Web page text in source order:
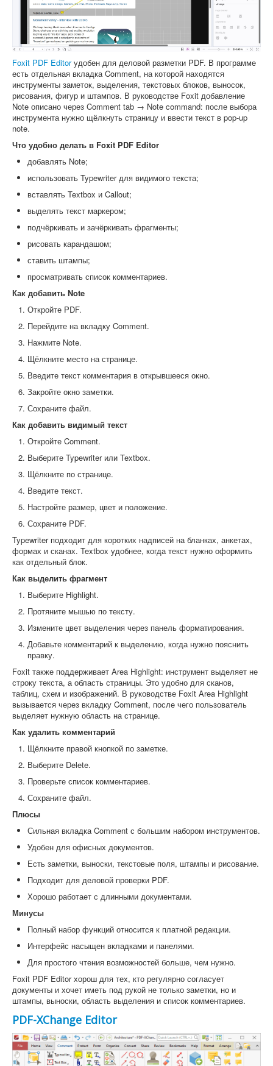
Foxit PDF Editorудобен для деловой разметки PDF. В программе
есть отдельная вкладка Comment, на которой находятся
инструменты заметок, выделения, текстовых блоков, выносок,
рисования, фигур и штампов. В руководстве Foxit добавление
Note описано через Comment tab → Note command: после выбора
инструмента нужно щёлкнуть страницу и ввести текст в pop-up
note.
Что удобно делать в Foxit PDF Editor
добавлять Note;
использовать Typewriter для видимого текста;
вставлять Textbox и Callout;
выделять текст маркером;
подчёркивать и зачёркивать фрагменты;
рисовать карандашом;
ставить штампы;
просматривать список комментариев.
Как добавить Note
Откройте PDF.
Перейдите на вкладку Comment.
Нажмите Note.
Щёлкните место на странице.
Введите текст комментария в открывшееся окно.
Закройте окно заметки.
Сохраните файл.
Как добавить видимый текст
Откройте Comment.
Выберите Typewriter или Textbox.
Щёлкните по странице.
Введите текст.
Настройте размер, цвет и положение.
Сохраните PDF.
Typewriter подходит для коротких надписей на бланках, анкетах,
формах и сканах. Textbox удобнее, когда текст нужно оформить
как отдельный блок.
Как выделить фрагмент
Выберите Highlight.
Протяните мышью по тексту.
Измените цвет выделения через панель форматирования.
Добавьте комментарий к выделению, когда нужно пояснить
правку.
Foxit также поддерживает Area Highlight: инструмент выделяет не
строку текста, а область страницы. Это удобно для сканов,
таблиц, схем и изображений. В руководстве Foxit Area Highlight
вызывается через вкладку Comment, после чего пользователь
выделяет нужную область на странице.
Как удалить комментарий
Щёлкните правой кнопкой по заметке.
Выберите Delete.
Проверьте список комментариев.
Сохраните файл.
Плюсы
Сильная вкладка Comment с большим набором инструментов.
Удобен для офисных документов.
Есть заметки, выноски, текстовые поля, штампы и рисование.
Подходит для деловой проверки PDF.
Хорошо работает с длинными документами.
Минусы
Полный набор функций относится к платной редакции.
Интерфейс насыщен вкладками и панелями.
Для простого чтения возможностей больше, чем нужно.
Foxit PDF Editor хорош для тех, кто регулярно согласует
документы и хочет иметь под рукой не только заметки, но и
штампы, выноски, область выделения и список комментариев.
PDF-XChange Editor